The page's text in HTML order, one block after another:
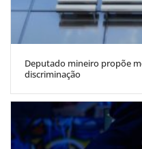
Deputado mineiro propõe
discriminação